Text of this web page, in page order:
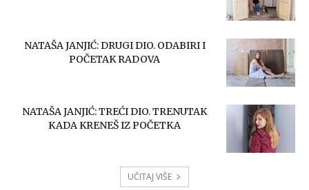
NATAŠA JANJIĆ: DRUGI DIO. ODABIRI I
POČETAK RADOVA
NATAŠA JANJIĆ: TREĆI DIO. TRENUTAK
KADA KRENEŠ IZ POČETKA
UČITAJ VIŠE